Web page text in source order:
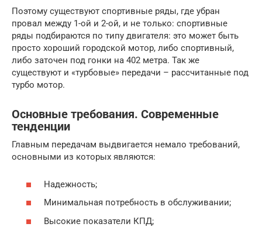
Поэтому существуют спортивные ряды, где убран
провал между 1-ой и 2-ой, и не только: спортивные
ряды подбираются по типу двигателя: это может быть
просто хороший городской мотор, либо спортивный,
либо заточен под гонки на 402 метра. Так же
существуют и «турбовые» передачи – рассчитанные под
турбо мотор.
Основные требования. Современные
тенденции
Главным передачам выдвигается немало требований,
основными из которых являются:
Надежность;
Минимальная потребность в обслуживании;
Высокие показатели КПД;